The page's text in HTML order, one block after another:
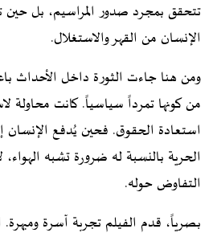
تتحقق بمجرد صدور المراسيم، بل حين
الإنسان من القهر والاستغلال.
ومن هنا جاءت الثورة داخل الأحداث
من كونها تمرداً سياسياً. كانت محاولة
استعادة الحقوق. فحين يُدفع الإنسان
الحرية بالنسبة له ضرورة تشبه الهواء،
التفاوض حوله.
بصرياً، قدم الفيلم تجربة آسرة